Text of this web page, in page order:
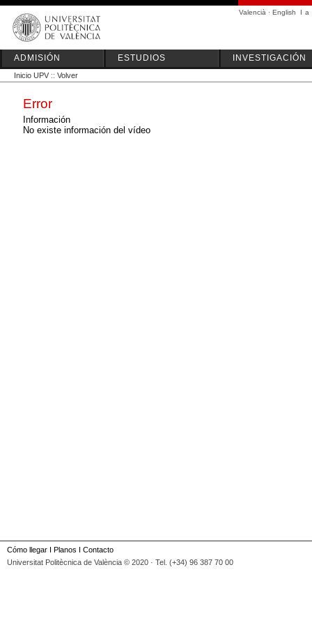
Valencià · English I a
ADMISIÓN ESTUDIOS INVESTIGACIÓN
Inicio UPV :: Volver
Error
Información
No existe información del vídeo
Cómo llegar I Planos I Contacto
Universitat Politècnica de València © 2020 · Tel. (+34) 96 387 70 00